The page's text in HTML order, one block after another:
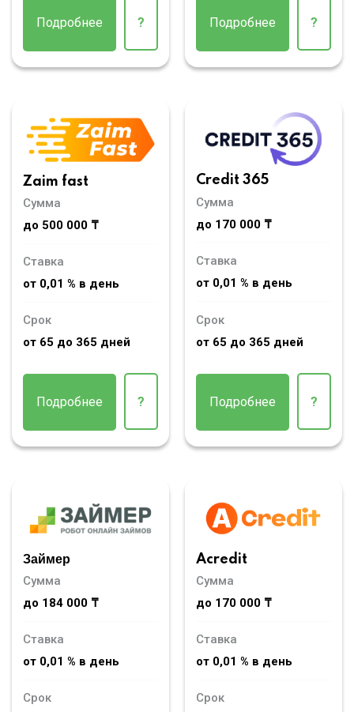
Подробнее ? Подробнее ?
Zaim fast
Сумма
до 500 000 ₸
Ставка
от 0,01 % в день
Срок
от 65 до 365 дней
Подробнее ?
Credit 365
Сумма
до 170 000 ₸
Ставка
от 0,01 % в день
Срок
от 65 до 365 дней
Подробнее ?
Займер
Сумма
до 184 000 ₸
Ставка
от 0,01 % в день
Срок
Acredit
Сумма
до 170 000 ₸
Ставка
от 0,01 % в день
Срок